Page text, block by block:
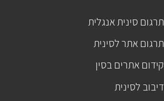
תרגום סינית אנגלית
תרגום אתר לסינית
קידום אתרים בסין
דיבוב לסינית